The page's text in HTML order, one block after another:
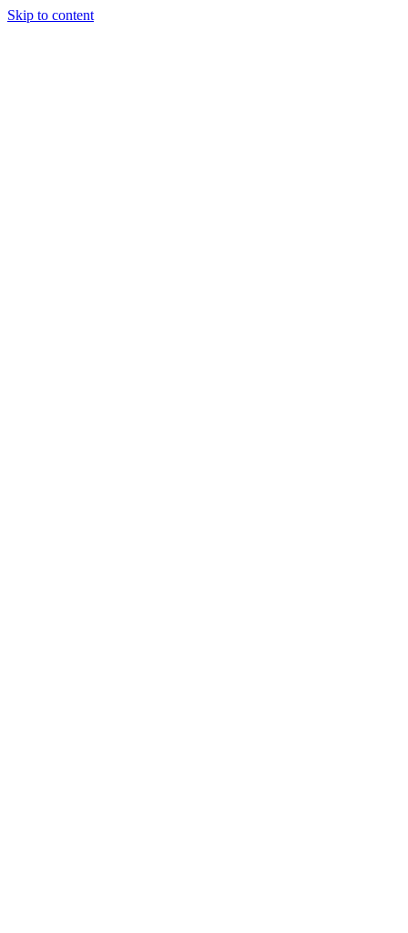
Skip to content